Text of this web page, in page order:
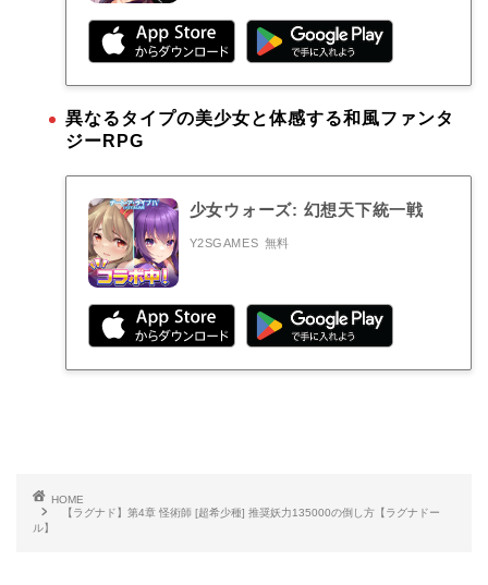
異なるタイプの美少女と体感する和風ファンタ
ジーRPG
少女ウォーズ: 幻想天下統一戦
Y2SGAMES 無料
HOME
【ラグナド】第4章 怪術師 [超希少種] 推奨妖力135000の倒し方【ラグナドー
ル】